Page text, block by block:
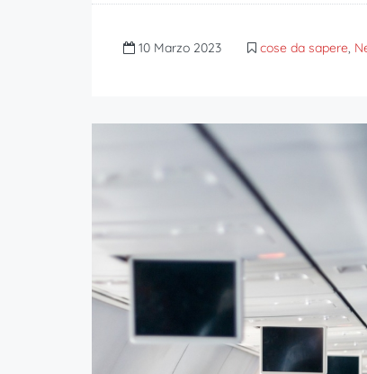
10 Marzo 2023 cose da sapere,